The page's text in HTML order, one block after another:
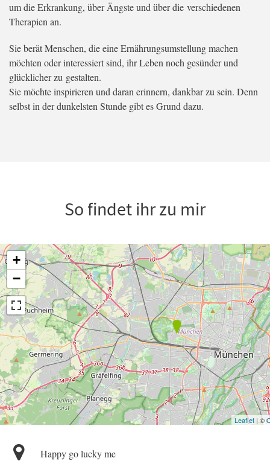
um die Erkrankung, über Ängste und über die verschiedenen
Therapien an.
Sie berät Menschen, die eine Ernährungsumstellung machen
möchten oder interessiert sind, ihr Leben noch gesünder und
glücklicher zu gestalten.
Sie möchte inspirieren und daran erinnern, dankbar zu sein. Denn
selbst in der dunkelsten Stunde gibt es Grund dazu.
So findet ihr zu mir
+
−
Leaflet | ©
Happy go lucky me